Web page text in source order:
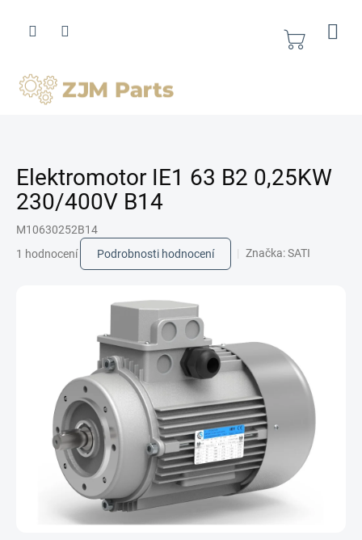
obsah
Nákupní
Elektromotor IE1 63 B2 0,25KW
230/400V B14
M10630252B14
hodnocení
1 hodnocení Podrobnosti hodnocení Značka:SATI